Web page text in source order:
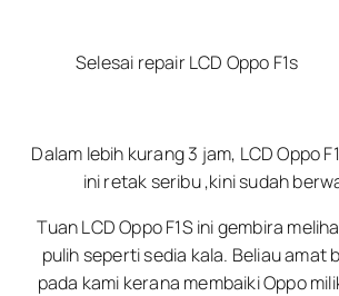
Selesai repair LCD Oppo F1s
Dalam lebih kurang 3 jam, LCD Oppo
ini retak seribu ,kini sudah
Tuan LCD Oppo F1S ini gembira
pulih seperti sedia kala. Beliau amat
pada kami kerana membaiki Oppo